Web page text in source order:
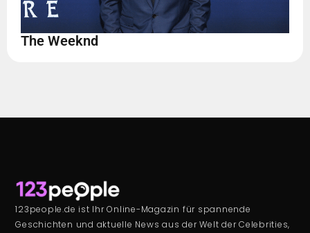
The Weeknd
123people.de ist Ihr Online-Magazin für spannende
Geschichten und aktuelle News aus der Welt der Celebrities,